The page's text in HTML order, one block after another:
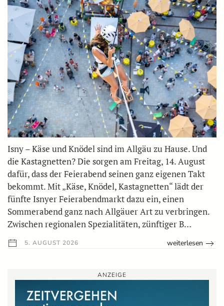
Isny – Käse und Knödel sind im Allgäu zu Hause. Und
die Kastagnetten? Die sorgen am Freitag, 14. August
dafür, dass der Feierabend seinen ganz eigenen Takt
bekommt. Mit „Käse, Knödel, Kastagnetten“ lädt der
fünfte Isnyer Feierabendmarkt dazu ein, einen
Sommerabend ganz nach Allgäuer Art zu verbringen.
Zwischen regionalen Spezialitäten, zünftiger B…
5. AUGUST 2026 weiterlesen
ANZEIGE